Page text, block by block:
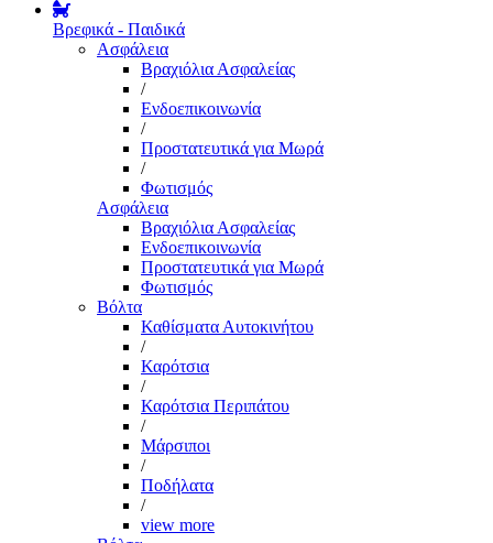
Βρεφικά - Παιδικά
Ασφάλεια
Βραχιόλια Ασφαλείας
/
Ενδοεπικοινωνία
/
Προστατευτικά για Μωρά
/
Φωτισμός
Ασφάλεια
Βραχιόλια Ασφαλείας
Ενδοεπικοινωνία
Προστατευτικά για Μωρά
Φωτισμός
Βόλτα
Καθίσματα Αυτοκινήτου
/
Καρότσια
/
Καρότσια Περιπάτου
/
Μάρσιποι
/
Ποδήλατα
/
view more